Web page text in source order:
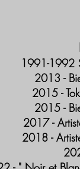
1991-1992
2013 -
2015 -
2015 -
2017 -
2018 -